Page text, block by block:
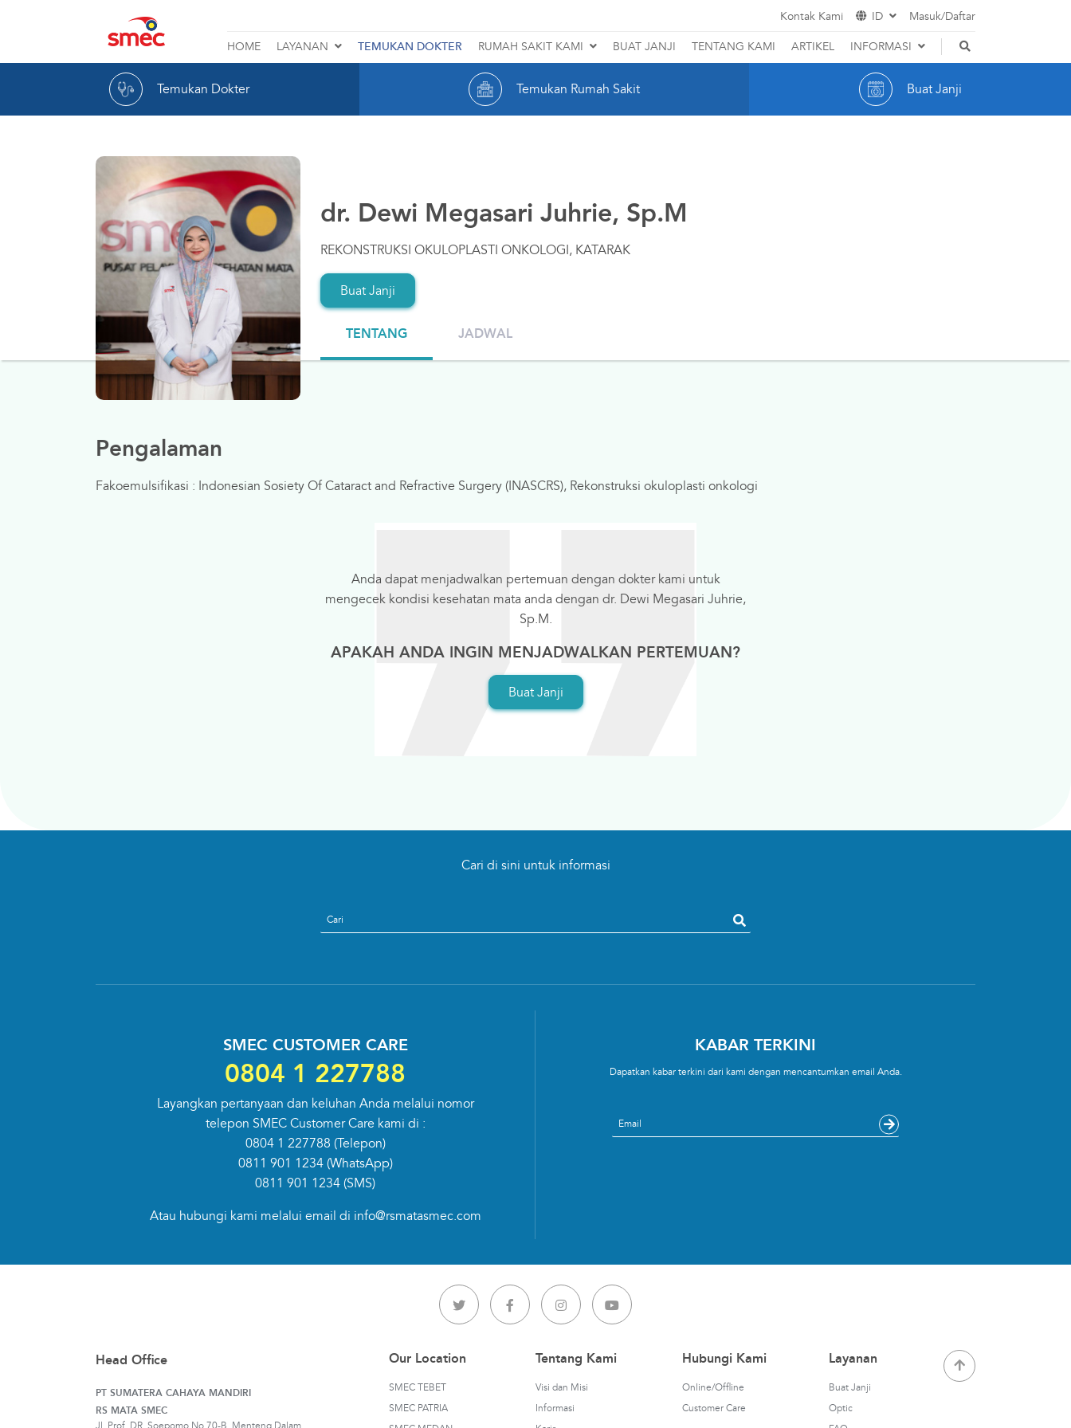
Rumah
Sakit
Mata
SMEC
Kontak Kami
ID
ID
Masuk/Daftar
HOME
LAYANAN
Katarak
Glaukoma
Lihat Layanan Lainnya
TEMUKAN DOKTER
RUMAH SAKIT KAMI
SMEC TEBET
SMEC PATRIA
SMEC RAWAMANGUN
Lihat Rumah Sakit Lainnya
BUAT JANJI TENTANG KAMI ARTIKEL
INFORMASI
Hak dan Kewajiban Pasien
Asuransi
Temukan Dokter Temukan Rumah Sakit Buat Janji
dr. Dewi Megasari Juhrie, Sp.M
REKONSTRUKSI OKULOPLASTI ONKOLOGI, KATARAK
Buat Janji
TENTANG JADWAL
Pengalaman
Fakoemulsifikasi : Indonesian Sosiety Of Cataract and Refractive Surgery (INASCRS), Rekonstruksi okuloplasti onkologi
Anda dapat menjadwalkan pertemuan dengan dokter kami untuk
mengecek kondisi kesehatan mata anda dengan dr. Dewi Megasari Juhrie,
Sp.M.
APAKAH ANDA INGIN MENJADWALKAN PERTEMUAN?
Buat Janji
Cari di sini untuk informasi
search
SMEC CUSTOMER CARE
0804 1 227788
Layangkan pertanyaan dan keluhan Anda melalui nomor
telepon SMEC Customer Care kami di :
0804 1 227788 (Telepon)
0811 901 1234(WhatsApp)
0811 901 1234 (SMS)
Atau hubungi kami melalui email di info@rsmatasmec.com
KABAR TERKINI
Dapatkan kabar terkini dari kami dengan mencantumkan email Anda.
Email
Head Office
PT SUMATERA CAHAYA MANDIRI
RS MATA SMEC
Our Location
SMEC TEBET
SMEC PATRIA
Tentang Kami
Visi dan Misi
Informasi
Hubungi Kami
Online/Offline
Customer Care
Layanan
Buat Janji
Optic